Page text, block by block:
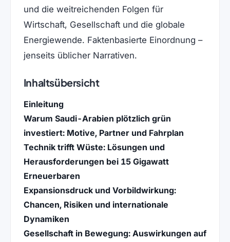
und die weitreichenden Folgen für
Wirtschaft, Gesellschaft und die globale
Energiewende. Faktenbasierte Einordnung –
jenseits üblicher Narrativen.
Inhaltsübersicht
Einleitung
Warum Saudi-Arabien plötzlich grün
investiert: Motive, Partner und Fahrplan
Technik trifft Wüste: Lösungen und
Herausforderungen bei 15 Gigawatt
Erneuerbaren
Expansionsdruck und Vorbildwirkung:
Chancen, Risiken und internationale
Dynamiken
Gesellschaft in Bewegung: Auswirkungen auf